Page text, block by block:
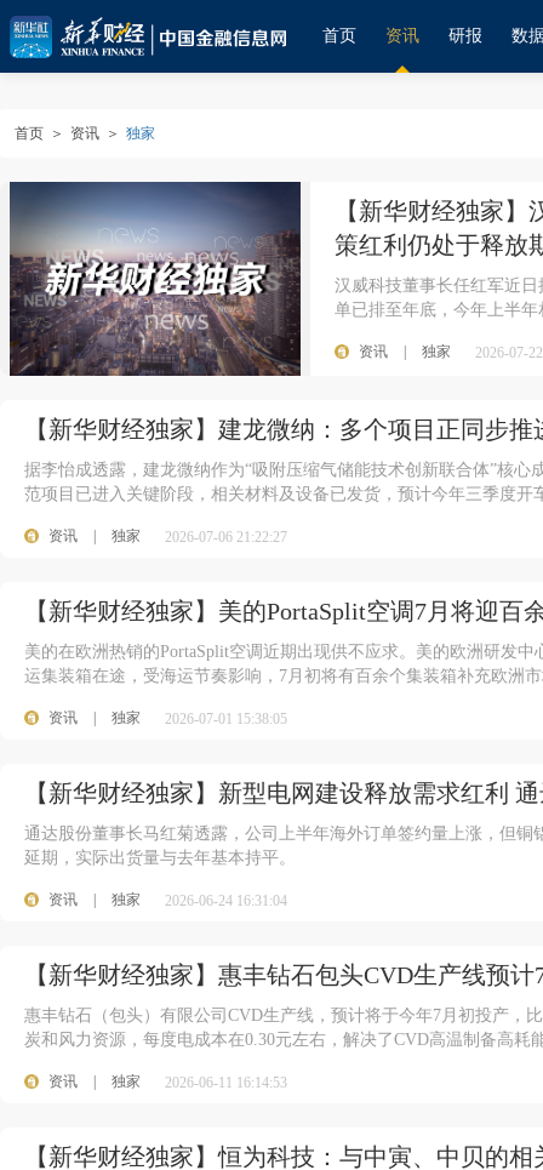
首页 资讯 研报 数
首页 ＞ 资讯 ＞ 独家
【新华财经独家
策红利仍处于释放
汉威科技董事长任红军近
单已排至年底，今年上半
资讯 独家 2026-07-
【新华财经独家】建龙微纳：多个项目正同步
据李怡成透露，建龙微纳作为“吸附压缩气储能技术创新联合体”核
范项目已进入关键阶段，相关材料及设备已发货，预计今年三季度开
资讯 独家 2026-07-06 21:22:27
【新华财经独家】美的PortaSplit空调7月将迎百
美的在欧洲热销的PortaSplit空调近期出现供不应求。美的欧洲研发
运集装箱在途，受海运节奏影响，7月初将有百余个集装箱补充欧洲
资讯 独家 2026-07-01 15:38:05
【新华财经独家】新型电网建设释放需求红利
通达股份董事长马红菊透露，公司上半年海外订单签约量上涨，但
延期，实际出货量与去年基本持平。
资讯 独家 2026-06-24 16:31:04
【新华财经独家】惠丰钻石包头CVD生产线预计
惠丰钻石（包头）有限公司CVD生产线，预计将于今年7月初投产，
炭和风力资源，每度电成本在0.30元左右，解决了CVD高温制备高耗
资讯 独家 2026-06-11 16:14:53
【新华财经独家】恒为科技：与中寅、中贝的